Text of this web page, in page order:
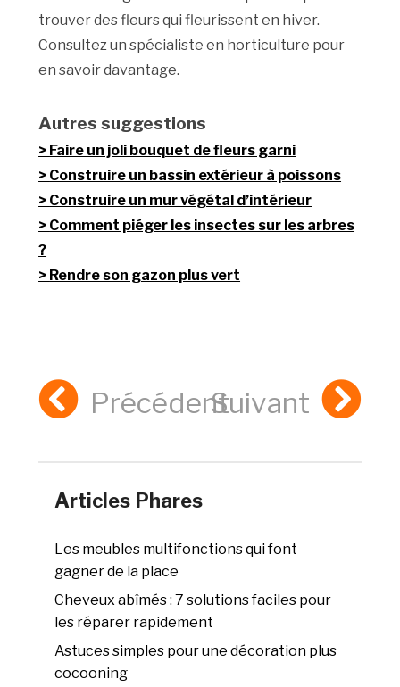
trouver des fleurs qui fleurissent en hiver.
Consultez un spécialiste en horticulture pour
en savoir davantage.
Autres suggestions
Faire un joli bouquet de fleurs garni
Construire un bassin extérieur à poissons
Construire un mur végétal d’intérieur
Comment piéger les insectes sur les arbres
?
Rendre son gazon plus vert
PrécédentSuivant
Articles Phares
Les meubles multifonctions qui font
gagner de la place
Cheveux abîmés : 7 solutions faciles pour
les réparer rapidement
Astuces simples pour une décoration plus
cocooning